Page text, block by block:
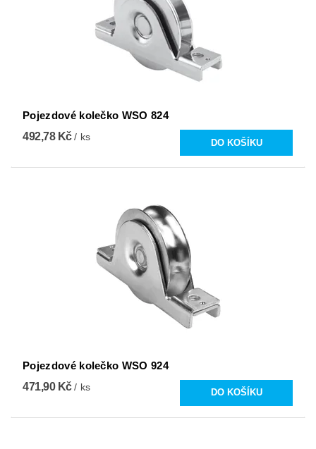
Pojezdové kolečko WSO 824
492,78 Kč/ ks
Pojezdové kolečko WSO 924
471,90 Kč/ ks